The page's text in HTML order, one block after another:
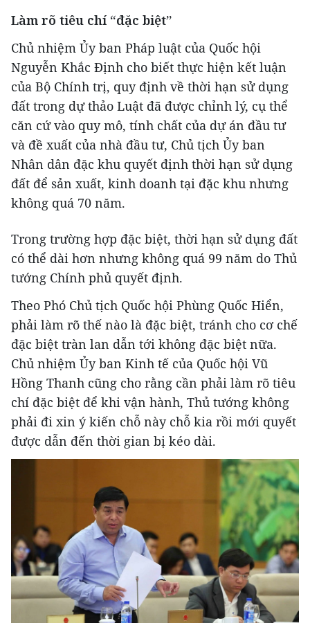
Làm rõ tiêu chí “đặc biệt”
Chủ nhiệm Ủy ban Pháp luật của Quốc hội
Nguyễn Khắc Định cho biết thực hiện kết luận
của Bộ Chính trị, quy định về thời hạn sử dụng
đất trong dự thảo Luật đã được chỉnh lý, cụ thể
căn cứ vào quy mô, tính chất của dự án đầu tư
và đề xuất của nhà đầu tư, Chủ tịch Ủy ban
Nhân dân đặc khu quyết định thời hạn sử dụng
đất để sản xuất, kinh doanh tại đặc khu nhưng
không quá 70 năm.
Trong trường hợp đặc biệt, thời hạn sử dụng đất
có thể dài hơn nhưng không quá 99 năm do Thủ
tướng Chính phủ quyết định.
Theo Phó Chủ tịch Quốc hội Phùng Quốc Hiển,
phải làm rõ thế nào là đặc biệt, tránh cho cơ chế
đặc biệt tràn lan dẫn tới không đặc biệt nữa.
Chủ nhiệm Ủy ban Kinh tế của Quốc hội Vũ
Hồng Thanh cũng cho rằng cần phải làm rõ tiêu
chí đặc biệt để khi vận hành, Thủ tướng không
phải đi xin ý kiến chỗ này chỗ kia rồi mới quyết
được dẫn đến thời gian bị kéo dài.